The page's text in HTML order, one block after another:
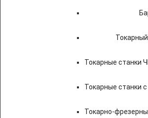
Токарные станки
Токарные станки
Токарно-